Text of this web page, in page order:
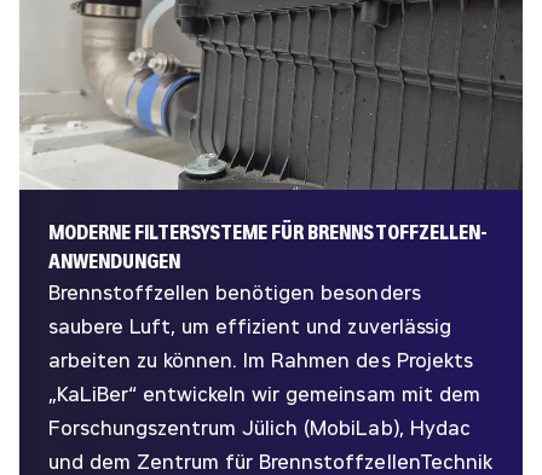
MODERNE FILTERSYSTEME FÜR BRENNSTOFFZELLEN-
ANWENDUNGEN
Brennstoffzellen benötigen besonders
saubere Luft, um effizient und zuverlässig
arbeiten zu können. Im Rahmen des Projekts
„KaLiBer“ entwickeln wir gemeinsam mit dem
Forschungszentrum Jülich (MobiLab), Hydac
und dem Zentrum für BrennstoffzellenTechnik